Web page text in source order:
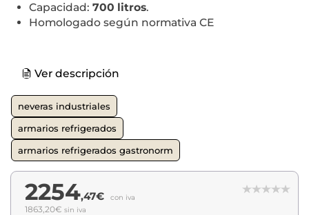
Capacidad: 700 litros.
Homologado según normativa CE
Ver descripción
neveras industriales
armarios refrigerados
armarios refrigerados gastronorm
2254,47€ con iva
1863,20€ sin iva